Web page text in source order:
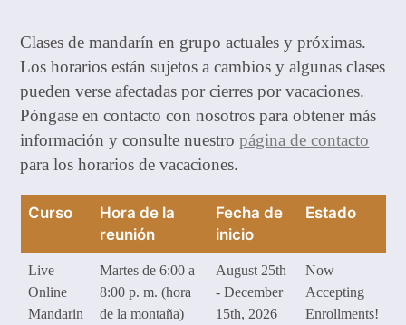
Clases de mandarín en grupo actuales y próximas.
Los horarios están sujetos a cambios y algunas clases
pueden verse afectadas por cierres por vacaciones.
Póngase en contacto con nosotros para obtener más
información y consulte nuestropágina de contacto
para los horarios de vacaciones.
Curso
Hora de la
reunión
Fecha de
inicio
Estado
Live
Online
Mandarin
Martes de 6:00 a
8:00 p. m. (hora
de la montaña)
August 25th
- December
15th, 2026
Now
Accepting
Enrollments!